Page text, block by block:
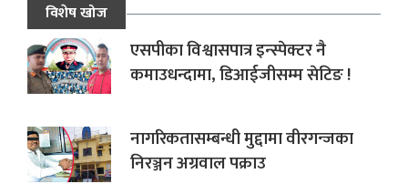
विशेष खोज
एसपीका विश्वासपात्र इन्स्पेक्टर नै
कमाउधन्दामा, डिआईजीसम्म सेटिङ !
नागरिकतासम्बन्धी मुद्दामा वीरगन्जका
निरञ्जन अग्रवाल पक्राउ